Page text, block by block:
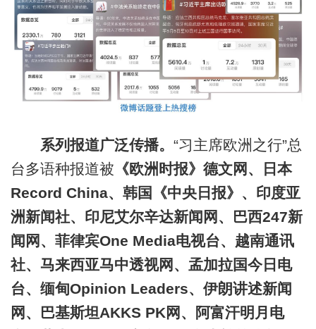
系列报道广泛传播。 “习主席欧洲之行”总
台多语种报道被 《欧洲时报》德文网、日本
Record China、韩国《中央日报》、印度亚
洲新闻社、印尼艾尔辛达新闻网、巴西247新
闻网、菲律宾One Media电视台、越南通讯
社、马来西亚马中透视网、孟加拉国今日电
台、缅甸Opinion Leaders、伊朗讲述新闻
网、巴基斯坦AKKS PK网、阿富汗明月电